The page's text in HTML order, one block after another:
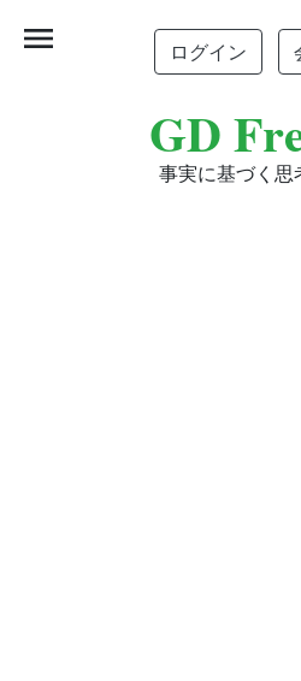
ログイン
GD
事実に基づく思
menu